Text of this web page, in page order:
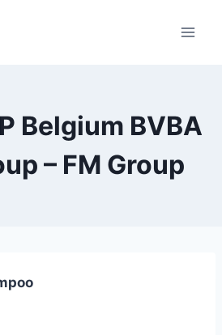
Belgium BVBA
– FM Group